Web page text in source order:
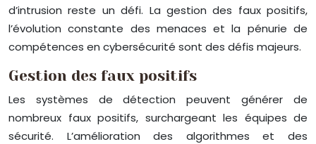
d’intrusion reste un défi. La gestion des faux positifs,
l’évolution constante des menaces et la pénurie de
compétences en cybersécurité sont des défis majeurs.
Gestion des faux positifs
Les systèmes de détection peuvent générer de
nombreux faux positifs, surchargeant les équipes de
sécurité. L’amélioration des algorithmes et des